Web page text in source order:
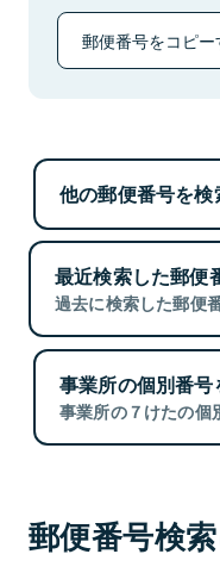
郵便番号をコピー
他の郵便番号を検
最近検索した郵便
過去に検索した郵便
事業所の個別番号
事業所の７けたの個
郵便番号検